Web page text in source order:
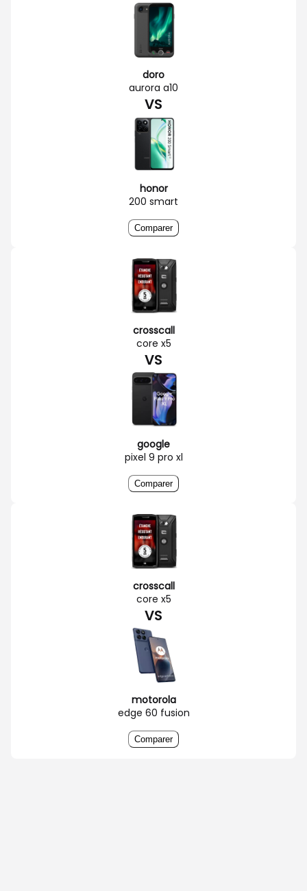
doro
aurora a10
VS
honor
200 smart
Comparer
crosscall
core x5
VS
google
pixel 9 pro xl
Comparer
crosscall
core x5
VS
motorola
edge 60 fusion
Comparer